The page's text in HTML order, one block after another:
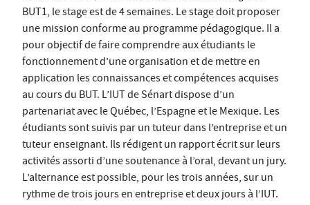
BUT1, le stage est de 4 semaines. Le stage doit proposer
une mission conforme au programme pédagogique. Il a
pour objectif de faire comprendre aux étudiants le
fonctionnement d’une organisation et de mettre en
application les connaissances et compétences acquises
au cours du BUT. L’IUT de Sénart dispose d’un
partenariat avec le Québec, l’Espagne et le Mexique. Les
étudiants sont suivis par un tuteur dans l’entreprise et un
tuteur enseignant. Ils rédigent un rapport écrit sur leurs
activités assorti d’une soutenance à l’oral, devant un jury.
L’alternance est possible, pour les trois années, sur un
rythme de trois jours en entreprise et deux jours à l’IUT.